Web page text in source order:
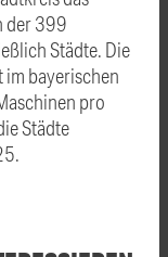
der 399
Städte. Die
bayerischen
pro
Städte